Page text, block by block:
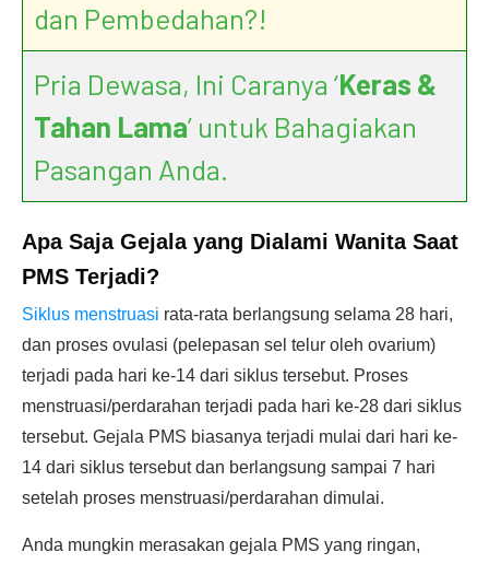
dan Pembedahan?!
Pria Dewasa, Ini Caranya ‘Keras &
Tahan Lama’ untuk Bahagiakan
Pasangan Anda.
Apa Saja Gejala yang Dialami Wanita Saat
PMS Terjadi?
Siklus menstruasi rata-rata berlangsung selama 28 hari,
dan proses ovulasi (pelepasan sel telur oleh ovarium)
terjadi pada hari ke-14 dari siklus tersebut. Proses
menstruasi/perdarahan terjadi pada hari ke-28 dari siklus
tersebut. Gejala PMS biasanya terjadi mulai dari hari ke-
14 dari siklus tersebut dan berlangsung sampai 7 hari
setelah proses menstruasi/perdarahan dimulai.
Anda mungkin merasakan gejala PMS yang ringan,